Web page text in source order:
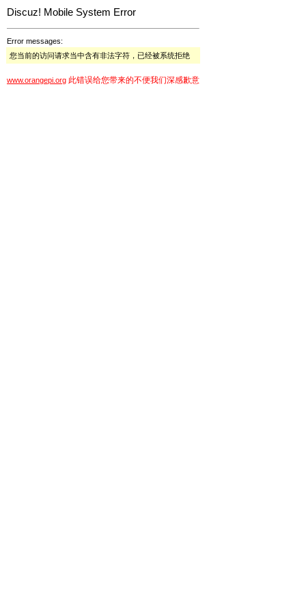
Discuz! Mobile System Error
Error messages:
您当前的访问请求当中含有非法字符，已经被系统拒绝
www.orangepi.org 此错误给您带来的不便我们深感歉意